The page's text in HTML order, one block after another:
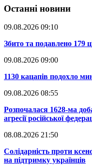
Останні новини
09.08.2026 09:10
​Збито та подавлено 179
09.08.2026 09:00
​1130 кацапів подохло
09.08.2026 08:55
​Розпочалася 1628-ма
агресії російської
08.08.2026 21:50
​Солідарність проти
на підтримку українців